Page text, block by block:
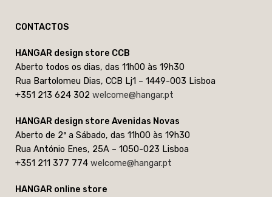
CONTACTOS
HANGAR design store CCB
Aberto todos os dias, das 11h00 às 19h30
Rua Bartolomeu Dias, CCB Lj1 – 1449-003 Lisboa
+351 213 624 302 welcome@hangar.pt
HANGAR design store Avenidas Novas
Aberto de 2ª a Sábado, das 11h00 às 19h30
Rua António Enes, 25A – 1050-023 Lisboa
+351 211 377 774 welcome@hangar.pt
HANGAR online store